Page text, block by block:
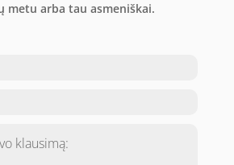
metu arba tau asmeniškai.